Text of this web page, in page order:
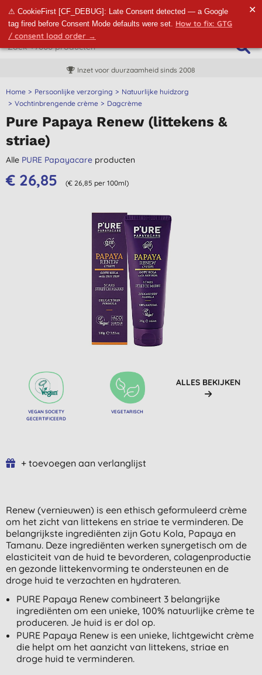
⚠ CookieFirst [CF_DEBUG]: Late Consent detected — a Google
tag fired before Consent Mode defaults were set. How to fix: GTG
/ consent load order →
✕
Inzet voor duurzaamheid sinds 2008
Home Persoonlijke verzorging
Natuurlijke huidzorg
Vochtinbrengende crème
Dagcrème
Pure Papaya Renew (littekens &
striae)
Alle PURE Papayacare producten
€ 26,85 (€ 26,85 per 100ml)
VEGAN SOCIETY
GECERTIFICEERD
VEGETARISCH
ALLES BEKIJKEN
+ toevoegen aan verlanglijst
Renew (vernieuwen) is een ethisch geformuleerd crème
om het zicht van littekens en striae te verminderen. De
belangrijkste ingrediënten zijn Gotu Kola, Papaya en
Tamanu. Deze ingrediënten werken synergetisch om de
elasticiteit van de huid te bevorderen, colagenproductie
en gezonde littekenvorming te ondersteunen en de
droge huid te verzachten en hydrateren.
PURE Papaya Renew combineert 3 belangrijke
ingrediënten om een ​​unieke, 100% natuurlijke crème te
produceren. Je huid is er dol op.
PURE Papaya Renew is een unieke, lichtgewicht crème
die helpt om het aanzicht van littekens, striae en
droge huid te verminderen.